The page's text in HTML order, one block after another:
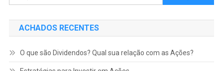
por:
ACHADOS RECENTES
O que são Dividendos? Qual sua relação com as Ações?